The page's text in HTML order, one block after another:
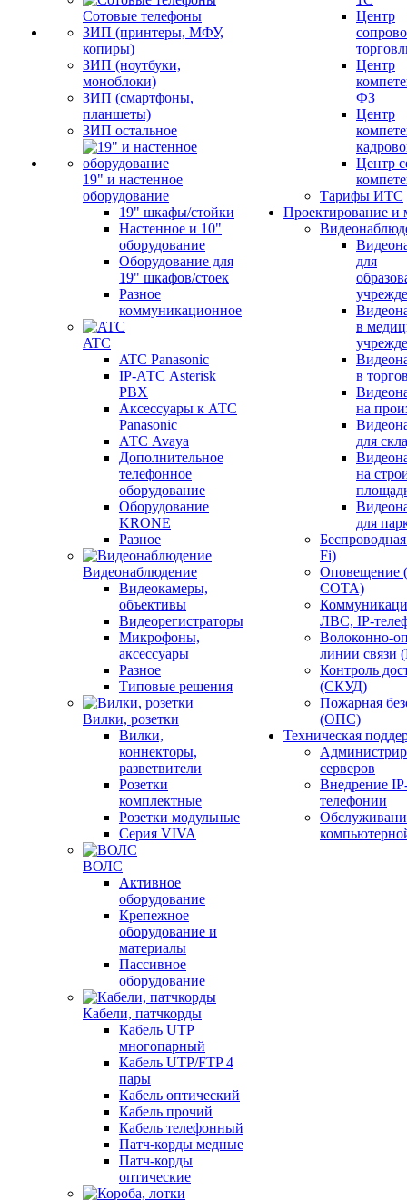
Сотовые телефоны
ЗИП (принтеры, МФУ,
копиры)
ЗИП (ноутбуки,
моноблоки)
ЗИП (смартфоны,
планшеты)
ЗИП остальное
19" и настенное
оборудование
19" шкафы/стойки
Настенное и 10"
оборудование
Оборудование для
19" шкафов/стоек
Разное
коммуникационное
ATC
ATC Panasonic
IP-АТС Asterisk
PBX
Аксессуары к АТС
Panasonic
АТС Avaya
Дополнительное
телефонное
оборудование
Оборудование
KRONE
Разное
Видеонаблюдение
Видеокамеры,
объективы
Видеорегистраторы
Микрофоны,
аксессуары
Разное
Типовые решения
Вилки, розетки
Вилки,
коннекторы,
разветвители
Розетки
комплектные
Розетки модульные
Серия VIVA
ВОЛС
Активное
оборудование
Крепежное
оборудование и
материалы
Пассивное
оборудование
Кабели, патчкорды
Кабель UTP
многопарный
Кабель UTP/FTP 4
пары
Кабель оптический
Кабель прочий
Кабель телефонный
Патч-корды медные
Патч-корды
оптические
Центр
Центр
ФЗ
Центр
Центр
Тарифы ИТС
Проектирование и
для
в
в
на
для
на
для
Fi)
СОТА)
ЛВС, IP-
Волоконно-
линии
Контроль
(СКУД)
Пожарная
(ОПС)
Техническая
серверов
Внедрение
телефонии